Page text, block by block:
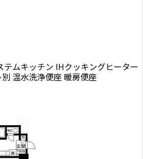
テムキッチン IHクッキングヒーター
温水洗浄便座 暖房便座